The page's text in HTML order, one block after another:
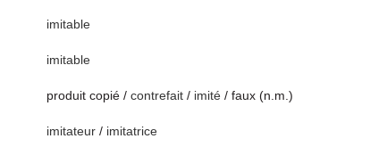
imitable
imitable
produit copié / contrefait / imité / faux (n.m.)
imitateur / imitatrice